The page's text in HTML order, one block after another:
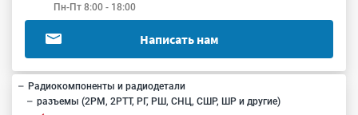
Пн-Пт 8:00 - 18:00
Написать нам
Радиокомпоненты и радиодетали
разъемы (2РМ, 2РТТ, РГ, РШ, СНЦ, СШР, ШР и другие)